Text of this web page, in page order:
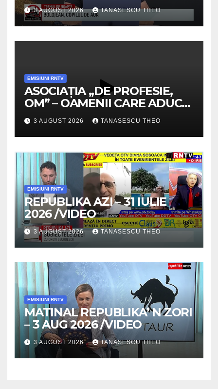
3 AUGUST 2026 TANASESCU THEO
EMISIUNI RNTV
ASOCIAȚIA „DE PROFESIE,
OM” – OAMENII CARE ADUC
VALOARE COMUNITĂȚII /
SECRETELE SUCCESULUI
/VIDEO
3 AUGUST 2026 TANASESCU THEO
EMISIUNI RNTV
REPUBLIKA AZI – 31 IULIE
2026 /VIDEO
3 AUGUST 2026 TANASESCU THEO
EMISIUNI RNTV
MATINAL REPUBLIKA’ N ZORI
– 3 AUG 2026 /VIDEO
3 AUGUST 2026 TANASESCU THEO